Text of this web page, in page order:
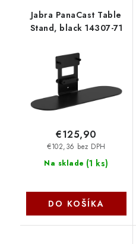
Jabra PanaCast Table
Stand, black 14307-71
Na sklade (1 ks)
€102,36 bez DPH
€125,90
DO KOŠÍKA